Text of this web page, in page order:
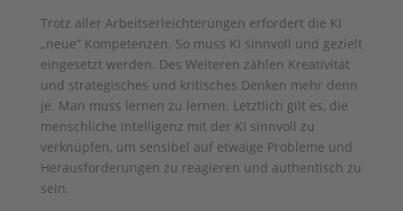
Trotz aller Arbeitserleichterungen erfordert die KI
„neue“ Kompetenzen. So muss KI sinnvoll und gezielt
eingesetzt werden. Des Weiteren zählen Kreativität
und strategisches und kritisches Denken mehr denn
je. Man muss lernen zu lernen. Letztlich gilt es, die
menschliche Intelligenz mit der KI sinnvoll zu
verknüpfen, um sensibel auf etwaige Probleme und
Herausforderungen zu reagieren und authentisch zu
sein.